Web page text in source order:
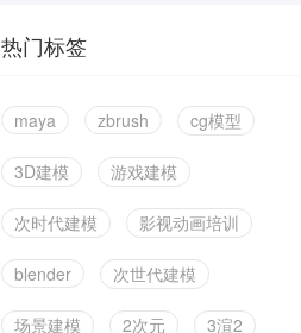
热门标签
maya zbrush cg模型
3D建模 游戏建模
次时代建模 影视动画培训
blender 次世代建模
场景建模 2次元 3渲2